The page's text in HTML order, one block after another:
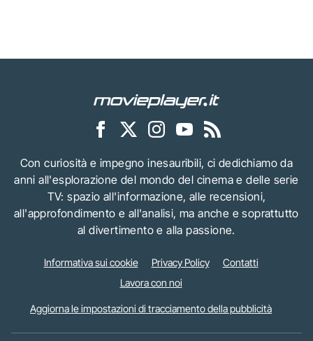
Con curiosità e impegno inesauribili, ci dedichiamo da
anni all'esplorazione del mondo del cinema e delle serie
TV: spazio all'informazione, alle recensioni,
all'approfondimento e all'analisi, ma anche e soprattutto
al divertimento e alla passione.
Informativa sui cookie Privacy Policy
Contatti
Lavora con noi
Aggiorna le impostazioni di tracciamento della pubblicità